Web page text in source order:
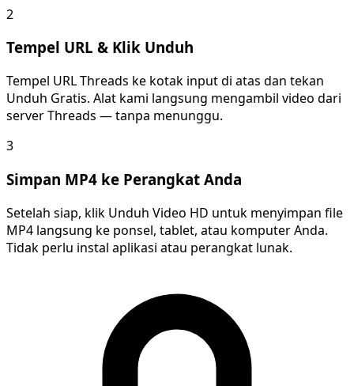
2
Tempel URL & Klik Unduh
Tempel URL Threads ke kotak input di atas dan tekan
Unduh Gratis. Alat kami langsung mengambil video dari
server Threads — tanpa menunggu.
3
Simpan MP4 ke Perangkat Anda
Setelah siap, klik Unduh Video HD untuk menyimpan file
MP4 langsung ke ponsel, tablet, atau komputer Anda.
Tidak perlu instal aplikasi atau perangkat lunak.